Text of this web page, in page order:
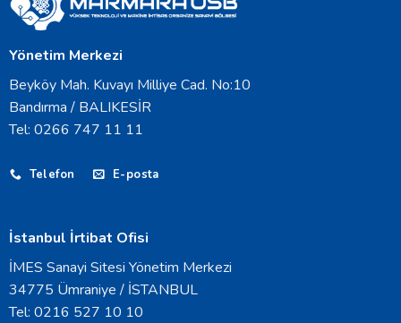
Yönetim Merkezi
Beyköy Mah. Kuvayı Milliye Cad. No:10
Bandırma / BALIKESİR
Tel: 0266 747 11 11
Telefon E-posta
İstanbul İrtibat Ofisi
İMES Sanayi Sitesi Yönetim Merkezi
34775 Ümraniye / İSTANBUL
Tel: 0216 527 10 10